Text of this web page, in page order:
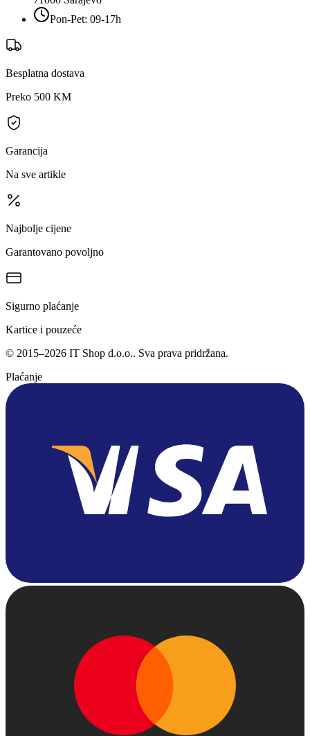
Pon-Pet: 09-17h
Besplatna dostava
Preko 500 KM
Garancija
Na sve artikle
Najbolje cijene
Garantovano povoljno
Sigurno plaćanje
Kartice i pouzeće
© 2015–2026 IT Shop d.o.o.. Sva prava pridržana.
Plaćanje